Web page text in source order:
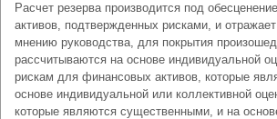
Расчет резерва производится под
активов, подтвержденных рисками, и
мнению руководства, для покрытия
рассчитываются на основе индивидуальной
рискам для финансовых активов, которые
основе индивидуальной или коллективной
которые являются существенными, и на